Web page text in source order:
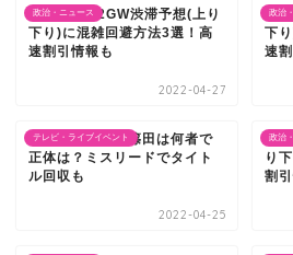
政治・ニュース
新東名2022GW渋滞予想(上り
下り)に混雑回避方法3選！高
速割引情報も
2022-04-27
政治
中
下
速
テレビ・ライブイベント
元彼の遺言状の篠田は何者で
正体は？ミスリードでタイト
ル回収も
2022-04-25
政治
東
り
割